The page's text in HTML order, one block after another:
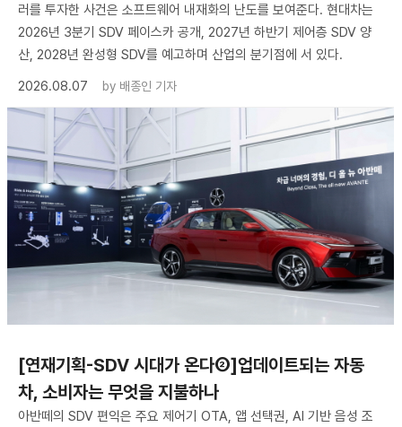
러를 투자한 사건은 소프트웨어 내재화의 난도를 보여준다. 현대차는
2026년 3분기 SDV 페이스카 공개, 2027년 하반기 제어층 SDV 양
산, 2028년 완성형 SDV를 예고하며 산업의 분기점에 서 있다.
2026.08.07
by 배종인 기자
[연재기획-SDV 시대가 온다②]업데이트되는 자동
차, 소비자는 무엇을 지불하나
아반떼의 SDV 편익은 주요 제어기 OTA, 앱 선택권, AI 기반 음성 조